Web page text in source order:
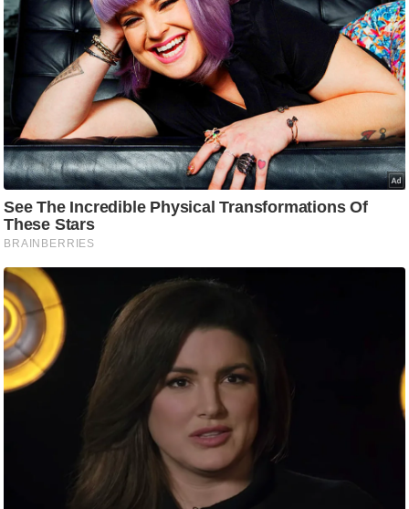
लॉ
जी
टी
फै
श
न
घ
रे
लू
नु
स्खे
प
र्य
ट